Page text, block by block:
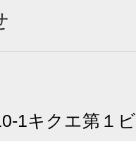
1キクエ第１